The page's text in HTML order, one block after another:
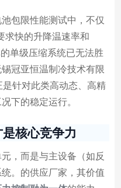
包限性能测试中，不仅
求快的升降温速率和
单级压缩系统已无法胜
冠亚恒温制冷技术有限
针对此类高动态、高精
下的稳定运行。
核心竞争力
，而是与主设备（如反
。的供应厂家，其价值